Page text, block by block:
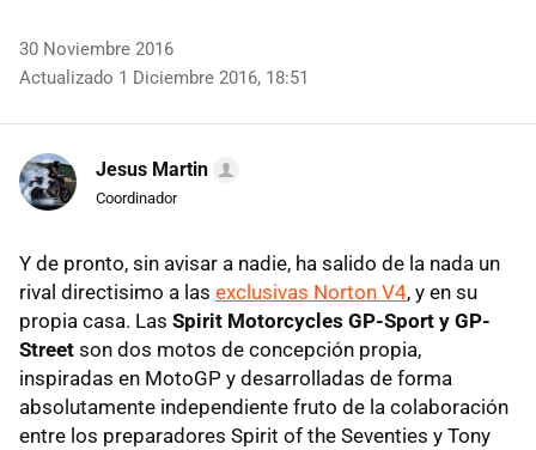
30 Noviembre 2016
Actualizado 1 Diciembre 2016, 18:51
Jesus Martin
Coordinador
Y de pronto, sin avisar a nadie, ha salido de la nada un
rival directisimo a las exclusivas Norton V4, y en su
propia casa. Las Spirit Motorcycles GP-Sport y GP-
Street son dos motos de concepción propia,
inspiradas en MotoGP y desarrolladas de forma
absolutamente independiente fruto de la colaboración
entre los preparadores Spirit of the Seventies y Tony